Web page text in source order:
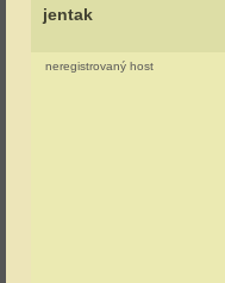
jentak
neregistrovaný host